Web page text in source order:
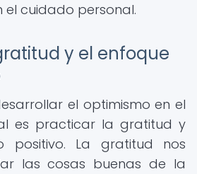
el cuidado personal.
y el enfoque
el optimismo en el
es practicar la gratitud y
positivo. La gratitud nos
las cosas buenas de la